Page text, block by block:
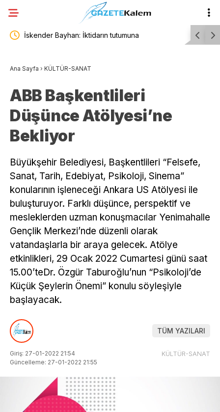
Beşiktaş Belediyesi’nin “Theraplay Temelli Oyun
Ana Sayfa › KÜLTÜR-SANAT
ABB Başkentlileri
Düşünce Atölyesi’ne
Bekliyor
Büyükşehir Belediyesi, Başkentlileri “Felsefe,
Sanat, Tarih, Edebiyat, Psikoloji, Sinema”
konularının işleneceği Ankara US Atölyesi ile
buluşturuyor. Farklı düşünce, perspektif ve
mesleklerden uzman konuşmacılar Yenimahalle
Gençlik Merkezi’nde düzenli olarak
vatandaşlarla bir araya gelecek. Atölye
etkinlikleri, 29 Ocak 2022 Cumartesi günü saat
15.00’teDr. Özgür Taburoğlu’nun “Psikoloji’de
Küçük Şeylerin Önemi” konulu söyleşiyle
başlayacak.
TÜM YAZILARI
Giriş: 27-01-2022 21:54
Güncelleme: 27-01-2022 21:55
KÜLTÜR-SANAT